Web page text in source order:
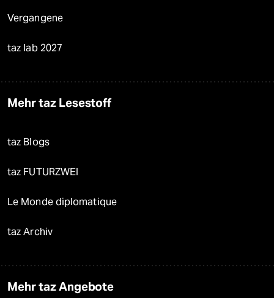
Vergangene
taz lab 2027
Mehr taz Lesestoff
taz Blogs
taz FUTURZWEI
Le Monde diplomatique
taz Archiv
Mehr taz Angebote